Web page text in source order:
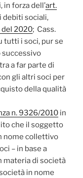
in forza dell’art.
debiti sociali,
del 2020; Cass.
tutti i soci, pur se
successivo
a far parte di
gli altri soci per
della qualità
n. 9326/2010 in
che il soggetto
nome collettivo
– in base a
materia di società
in nome